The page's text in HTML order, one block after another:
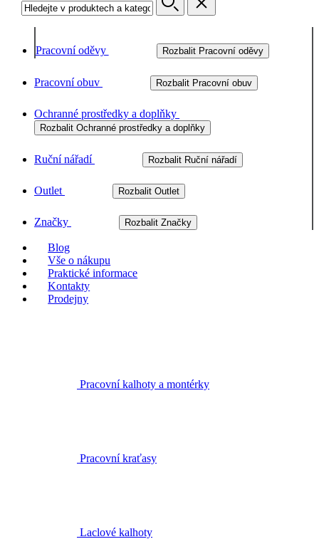
Pracovní oděvy Rozbalit Pracovní oděvy
Pracovní obuv Rozbalit Pracovní obuv
Ochranné prostředky a doplňky
Rozbalit Ochranné prostředky a doplňky
Ruční nářadí Rozbalit Ruční nářadí
Outlet Rozbalit Outlet
Značky Rozbalit Značky
Blog
Vše o nákupu
Praktické informace
Kontakty
Prodejny
Pracovní kalhoty a montérky
Pracovní kraťasy
Laclové kalhoty